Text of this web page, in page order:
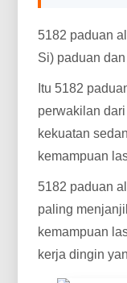
5182 paduan
Si) paduan
Itu 5182
perwakilan
kekuatan
kemampuan
5182 paduan
paling
kemampuan
kerja dingin